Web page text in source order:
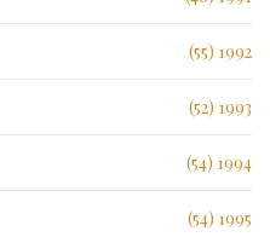
1992 (55)
1993 (52)
1994 (54)
1995 (54)